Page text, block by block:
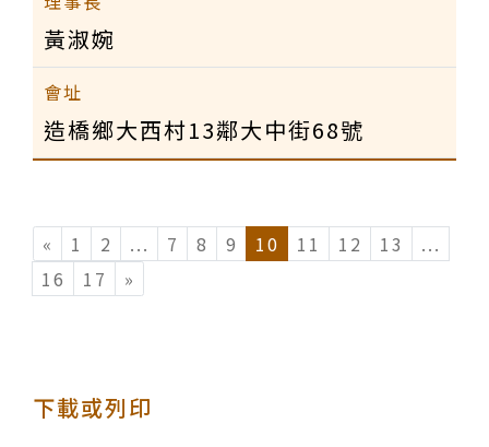
黃淑婉
造橋鄉大西村13鄰大中街68號
« 1 2 ... (current)
7 8 9 10 11 12 13 ...
16
17 »
下載或列印